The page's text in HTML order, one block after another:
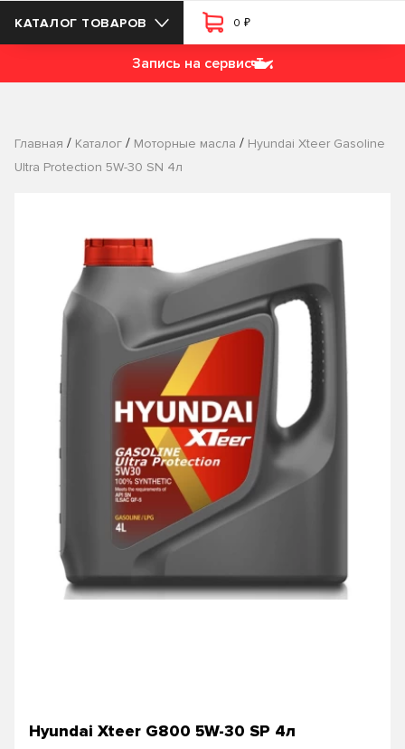
КАТАЛОГ ТОВАРОВ 0 ₽
Запись на сервис
Главная / Каталог / Моторные масла / Hyundai Xteer Gasoline
Ultra Protection 5W-30 SN 4л
Hyundai Xteer G800 5W-30 SP 4л